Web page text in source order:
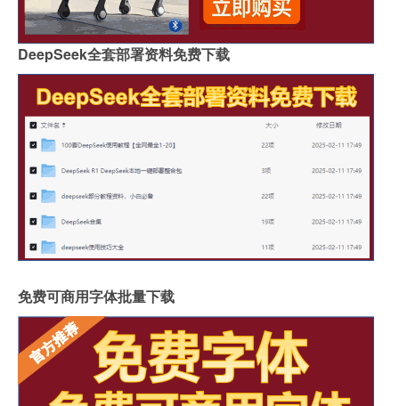
DeepSeek全套部署资料免费下载
免费可商用字体批量下载